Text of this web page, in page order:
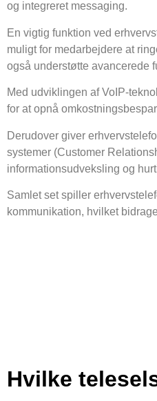
og integreret messaging.
En vigtig funktion ved
muligt for medarbejdere at
også understøtte avancerede
Med udviklingen af VoIP-
for at opnå
Derudover giver
systemer (Customer
informationsudveksling og
Samlet set spiller
kommunikation, hvilket
Hvilke